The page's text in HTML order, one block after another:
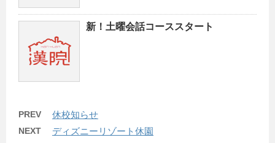
新！土曜会話コーススタート
PREV 休校知らせ
NEXT ディズニーリゾート休園